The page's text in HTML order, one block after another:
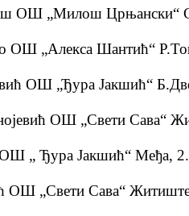
„Милош Црњански“
„Алекса Шантић“
ОШ „Ђура Јакшић“
ОШ „Свети Сава“
Ђура Јакшић“ Међа, 2.
„Свети Сава“